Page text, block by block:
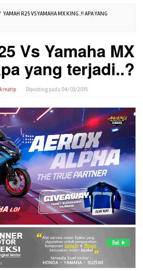
YAMAH R25 VS YAMAHA MX KING..!! APA YANG
Vs Yamaha MX
yang terjadi..?
Diposting pada 04/03/2015